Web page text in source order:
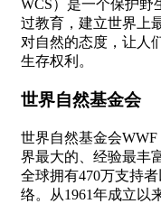
WCS）是一个保护野
过教育，建立世界上
对自然的态度，让人
生存权利。
世界自然基金会
世界自然基金会WWF
界最大的、经验最丰
全球拥有470万支持
络。从1961年成立以